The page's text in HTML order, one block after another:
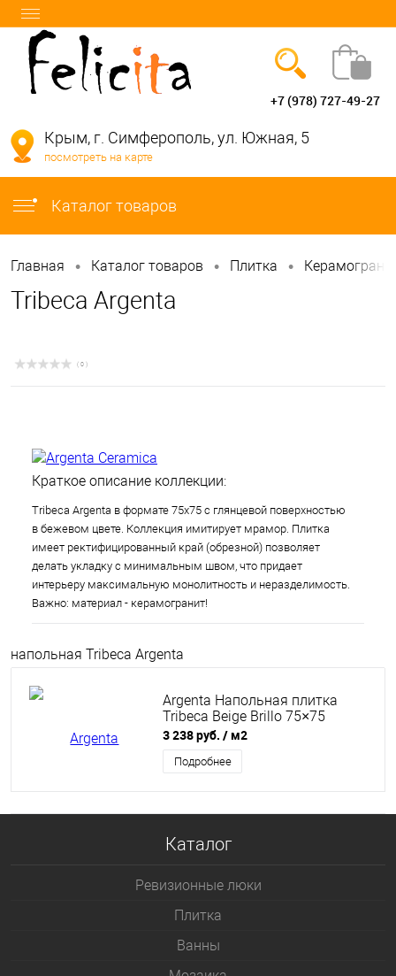
info@felicita-crimea.ru
+7 (978) 727-49-27
Крым, г. Симферополь, ул. Южная, 5
посмотреть на карте
Каталог товаров
Главная • Каталог товаров • Плитка •
Tribeca Argenta
( 0 )
Краткое описание коллекции:
Tribeca Argenta в формате 75х75 с глянцевой поверхностью
в бежевом цвете. Коллекция имитирует мрамор. Плитка
имеет ректифицированный край (обрезной) позволяет
делать укладку с минимальным швом, что придает
интерьеру максимальную монолитность и неразделимость.
Важно: материал - керамогранит!
напольная Tribeca Argenta
Argenta Напольная плитка
Tribeca Beige Brillo 75×75
3 238 руб. / м2
Подробнее
Каталог
Ревизионные люки
Плитка
Bанны